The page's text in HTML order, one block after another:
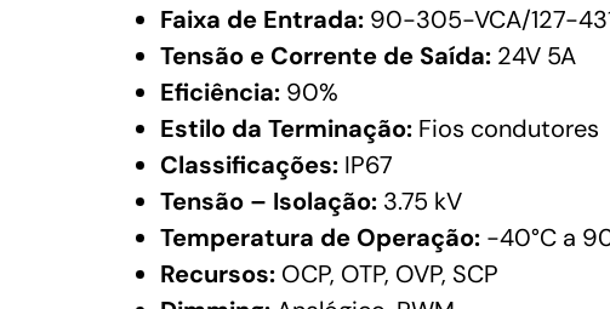
Faixa de Entrada: 90-305-VCA/127-
Tensão e Corrente de Saída: 24V 5A
Eficiência: 90%
Estilo da Terminação: Fios condutores
Classificações: IP67
Tensão – Isolação: 3.75 kV
Temperatura de Operação: -40°C a
Recursos: OCP, OTP, OVP, SCP